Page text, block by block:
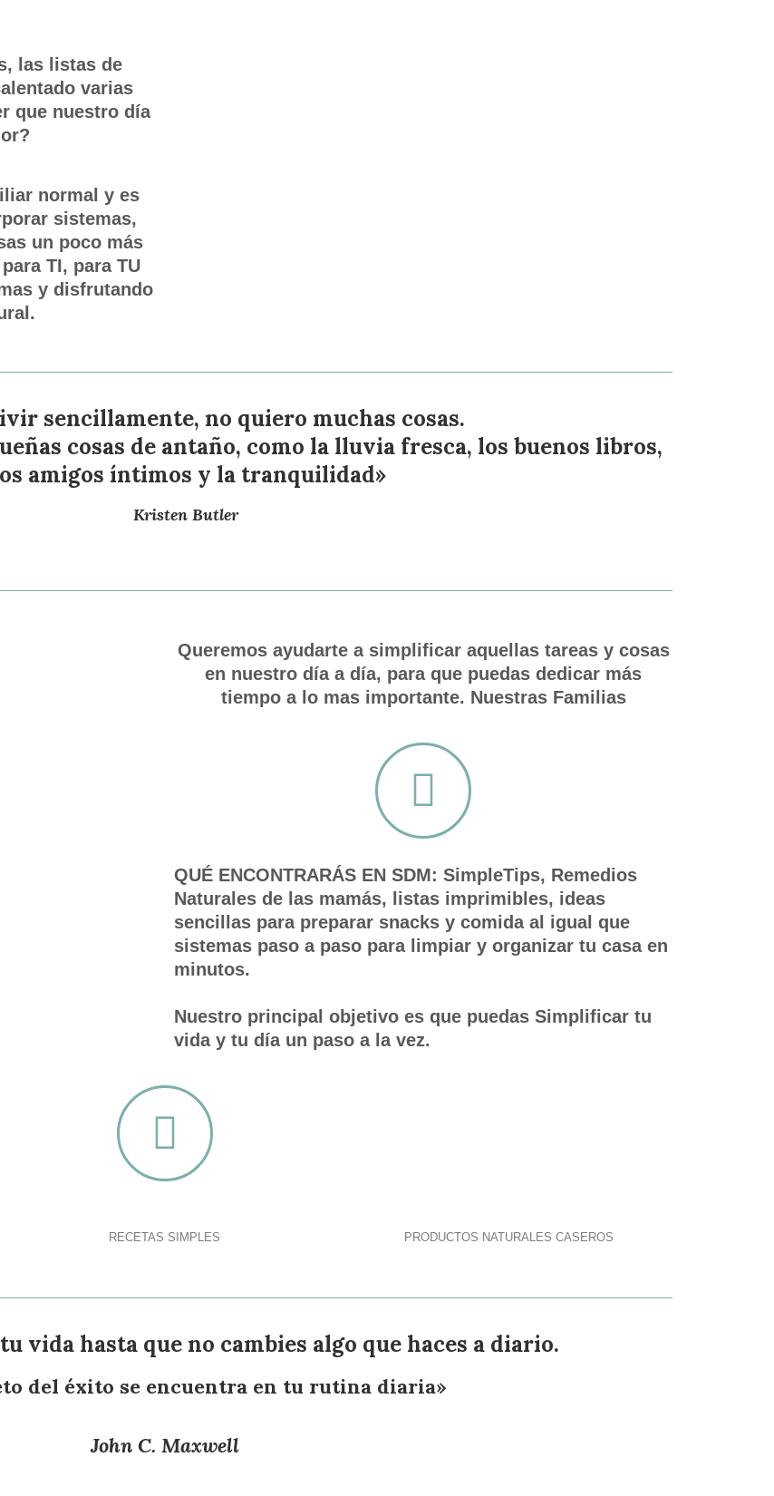
las listas de
varias
que nuestro día
normal y es
sistemas,
un poco más
TI, para TU
y disfrutando
sencillamente, no quiero muchas cosas.
cosas de antaño, como la lluvia fresca, los buenos libros,
amigos íntimos y la tranquilidad»
Kristen Butler
Queremos ayudarte a simplificar aquellas tareas y cosas
en nuestro día a día, para que puedas dedicar más
tiempo a lo mas importante. Nuestras Familias
QUÉ ENCONTRARÁS EN SDM: SimpleTips, Remedios
Naturales de las mamás, listas imprimibles, ideas
sencillas para preparar snacks y comida al igual que
sistemas paso a paso para limpiar y organizar tu casa en
minutos.
Nuestro principal objetivo es que puedas Simplificar tu
vida y tu día un paso a la vez.
RECETAS SIMPLES PRODUCTOS NATURALES CASEROS
vida hasta que no cambies algo que haces a diario.
del éxito se encuentra en tu rutina diaria»
John C. Maxwell